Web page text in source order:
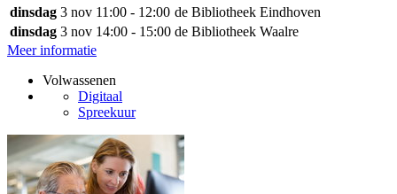
dinsdag 3 nov 11:00 - 12:00 de Bibliotheek Eindhoven
dinsdag 3 nov 14:00 - 15:00 de Bibliotheek Waalre
Meer informatie
Volwassenen
Digitaal
Spreekuur